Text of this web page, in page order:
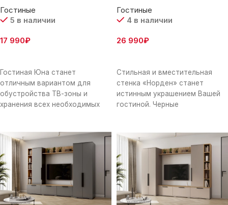
Гостиные
5 в наличии
17 990₽
Гостиная Юна станет
отличным вариантом для
обустройства ТВ-зоны и
хранения всех необходимых
аксессуарами, фотографиями
Гостиные
4 в наличии
26 990₽
Стильная и вместительная
стенка «Норден» станет
истинным украшением Вашей
гостиной. Черные
светлого ЛДСП